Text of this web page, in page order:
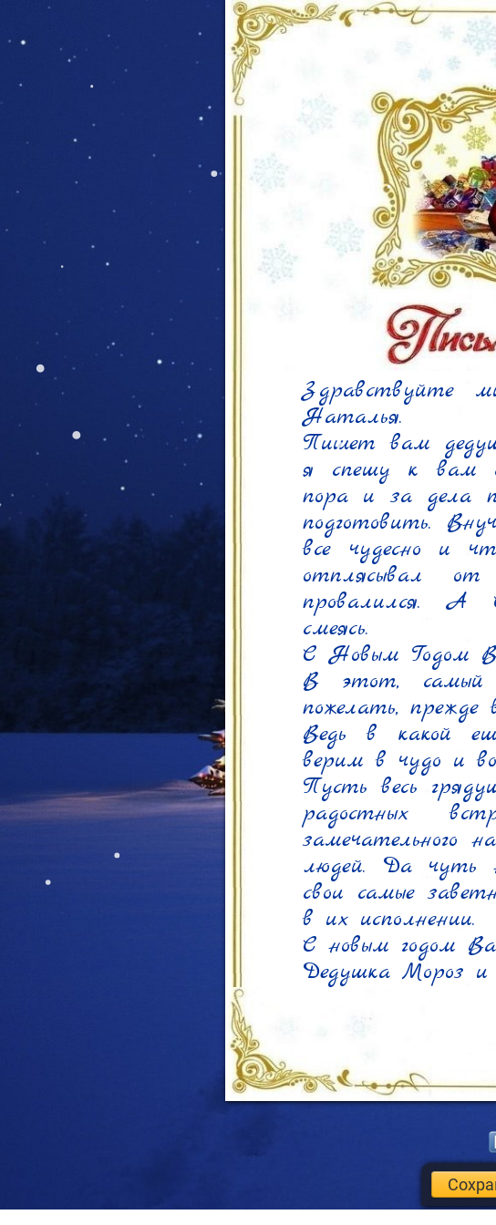
Здравствуйте
Наталья.
Пишет вам
я спешу к вам
пора и за дела
подготовить.
все чудесно и
отплясывал
провалился. А
смеясь.
С Новым Годом
В этот, самый
пожелать, прежде
Ведь в какой
верим в чудо и
Пусть весь
радостных
замечательного
людей. Да чуть
свои самые
в их исполнении.
С новым годом
Дедушка Мороз и